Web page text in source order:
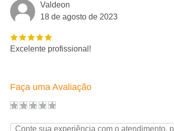
Valdeon
18 de agosto de 2023
Excelente profissional!
Faça uma Avaliação